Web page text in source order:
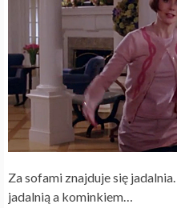
Za sofami znajduje się
jadalnią a kominkiem…